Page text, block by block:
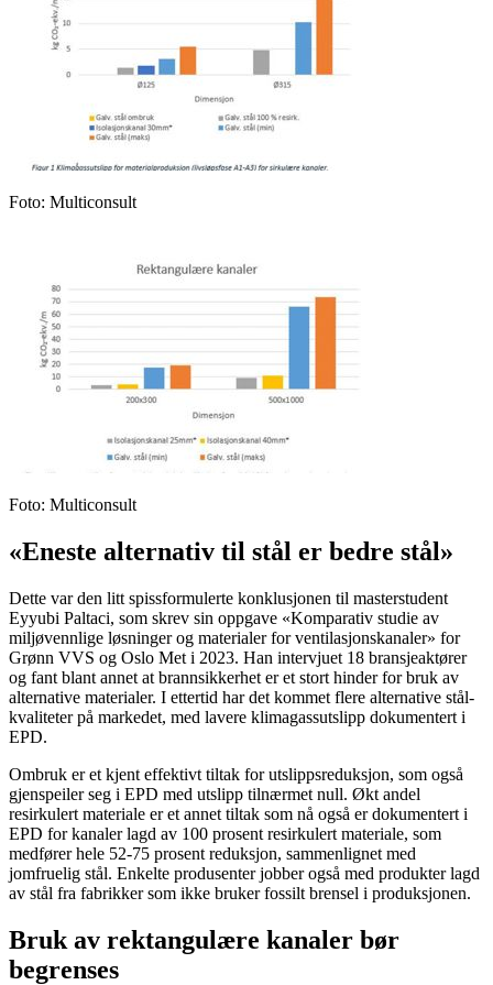
Foto: Multiconsult
Foto: Multiconsult
«Eneste alternativ til stål er bedre stål»
Dette var den litt spissformulerte konklusjonen til masterstudent
Eyyubi Paltaci, som skrev sin oppgave «Komparativ studie av
miljøvennlige løsninger og materialer for ventilasjonskanaler» for
Grønn VVS og Oslo Met i 2023. Han intervjuet 18 bransjeaktører
og fant blant annet at brannsikkerhet er et stort hinder for bruk av
alternative materialer. I ettertid har det kommet flere alternative stål-
kvaliteter på markedet, med lavere klimagassutslipp dokumentert i
EPD.
Ombruk er et kjent effektivt tiltak for utslippsreduksjon, som også
gjenspeiler seg i EPD med utslipp tilnærmet null. Økt andel
resirkulert materiale er et annet tiltak som nå også er dokumentert i
EPD for kanaler lagd av 100 prosent resirkulert materiale, som
medfører hele 52-75 prosent reduksjon, sammenlignet med
jomfruelig stål. Enkelte produsenter jobber også med produkter lagd
av stål fra fabrikker som ikke bruker fossilt brensel i produksjonen.
Bruk av rektangulære kanaler bør
begrenses